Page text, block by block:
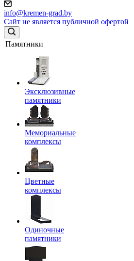
info@kremen-grad.by
Сайт не является публичной офертой
Памятники
Эксклюзивные
памятники
Мемориальные
комплексы
Цветные
комплексы
Одиночные
памятники